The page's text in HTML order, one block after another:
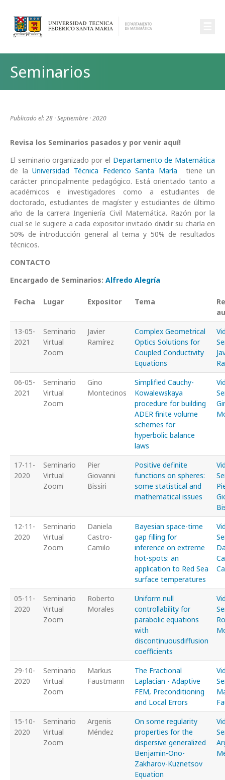
Seminarios
Publicado el: 28 · Septiembre · 2020
Revisa los Seminarios pasados y por venir aquí!
El seminario organizado por el Departamento de Matemática
de laUniversidad Técnica Federico Santa María
tiene un
carácter principalmente pedagógico. Está orientado tanto a
académicos e investigadores como a estudiantes de
doctorado, estudiantes de magíster y estudiantes de último
año de la carrera Ingeniería Civil Matemática. Razón por la
cual se le sugiere a cada expositor invitado dividir su charla en
50% de introducción general al tema y 50% de resultados
técnicos.
CONTACTO
Encargado de Seminarios: Alfredo Alegría
Fecha Lugar Expositor Tema
13-05-
2021
Seminario
Virtual
Zoom
Javier
Ramírez
Complex Geometrical
Optics Solutions for
Coupled Conductivity
Equations
06-05-
2021
Seminario
Virtual
Zoom
Gino
Montecinos
Simplified Cauchy-
Kowalewskaya
procedure for building
ADER finite volume
schemes for
hyperbolic balance
laws
17-11-
2020
Seminario
Virtual
Zoom
Pier
Giovanni
Bissiri
Positive definite
functions on spheres:
some statistical and
mathematical issues
12-11-
2020
Seminario
Virtual
Zoom
Daniela
Castro-
Camilo
Bayesian space-time
gap filling for
inference on extreme
hot-spots: an
application to Red Sea
surface temperatures
05-11-
2020
Seminario
Virtual
Zoom
Roberto
Morales
Uniform null
controllability for
parabolic equations
with
discontinuousdiffusion
coefficients
29-10-
2020
Seminario
Virtual
Zoom
Markus
Faustmann
The Fractional
Laplacian - Adaptive
FEM, Preconditioning
and Local Errors
15-10-
2020
Seminario
Virtual
Zoom
Argenis
Méndez
On some regularity
properties for the
dispersive generalized
Benjamin-Ono-
Zakharov-Kuznetsov
Equation